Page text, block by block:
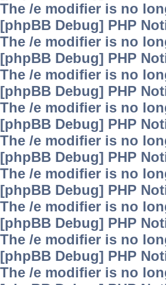
The /e modifier is no
[phpBB Debug] PHP
The /e modifier is no
[phpBB Debug] PHP
The /e modifier is no
[phpBB Debug] PHP
The /e modifier is no
[phpBB Debug] PHP
The /e modifier is no
[phpBB Debug] PHP
The /e modifier is no
[phpBB Debug] PHP
The /e modifier is no
[phpBB Debug] PHP
The /e modifier is no
[phpBB Debug] PHP
The /e modifier is no